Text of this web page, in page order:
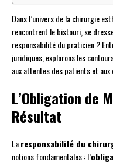
Dans l’univers de la chirurgie
rencontrent le bistouri, se
responsabilité du praticien ?
juridiques, explorons les
aux attentes des patients et aux
L’Obligation de
Résultat
Laresponsabilité du
notions fondamentales : l’